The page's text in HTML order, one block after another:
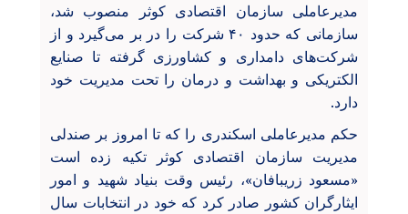
مدیرعاملی سازمان اقتصادی کوثر منصوب شد،
سازمانی که حدود ۴۰ شرکت را در بر می‌گیرد و از
شرکت‌های دامداری و کشاورزی گرفته تا صنایع
الکتریکی و بهداشت و درمان را تحت مدیریت خود
دارد.
حکم مدیرعاملی اسکندری را که تا امروز بر صندلی
مدیریت سازمان اقتصادی کوثر تکیه زده است
«مسعود زریبافان»، رئیس وقت بنیاد شهید و امور
ایثارگران کشور صادر کرد که خود در انتخابات سال